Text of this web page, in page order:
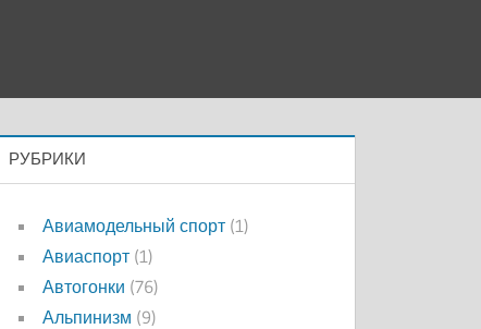
РУБРИКИ
Авиамодельный спорт (1)
Авиаспорт (1)
Автогонки (76)
Альпинизм (9)